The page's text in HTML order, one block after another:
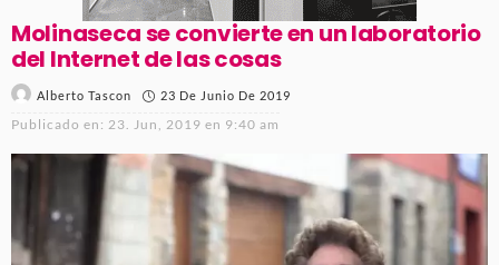
Molinaseca se convierte en un laboratorio
del Internet de las cosas
Alberto Tascon 23 De Junio De 2019
Publicado en: 23. Jun, 2019 en 9:40 am